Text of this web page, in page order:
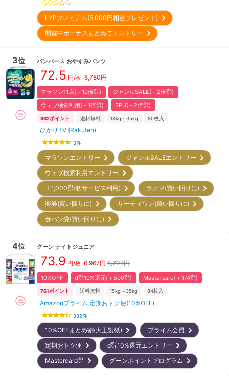
LYPプレミアム(5,000円相当プレゼント)
開催中ボーナスまとめてエントリー
3位 パンパース おやすみパンツ
72.5 円/枚 6,780円
マラソン11店(＋10倍㌽)
ジャンルSALE(＋2倍㌽)
ウェブ検索利用(＋1倍㌽)
SPU(＋2倍㌽)
982ポイント 送料無料 18kg～35kg 80枚入
ひかりTV (Rakuten)
3件
マラソンエントリー
ジャンルSALEエントリー
ウェブ検索利用エントリー
＋1,000㌽(初サービス利用)
ラクマ(買い回りに)
楽券(買い回りに)
サーティワン(買い回りに)
食パン袋(買い回りに)
4位 グーン ナイトジュニア
73.9 円/枚 6,967円 8,709円
10%OFF d㌽10%還元(＋500㌽) Mastercard(＋174㌽)
761ポイント 送料無料 15kg～35kg 84枚入
Amazonプライム 定期おトク便(10%OFF)
832件
10%OFFまとめ割(大王製紙)
プライム会員
定期おトク便
d㌽10%還元エントリー
Mastercard㌽
グーンポイントプログラム